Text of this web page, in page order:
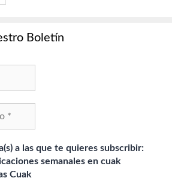
Boletín
a las que te quieres subscribir:
semanales en cuak
Cuak